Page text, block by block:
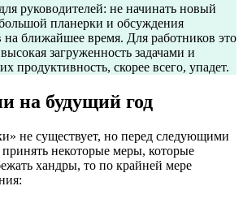
руководителей: не начинать новый
планерки и обсуждения
ближайшее время. Для работников это
загруженность задачами и
продуктивность, скорее всего, упадет.
на будущий год
не существует, но перед следующими
некоторые меры, которые
хандры, то по крайней мере